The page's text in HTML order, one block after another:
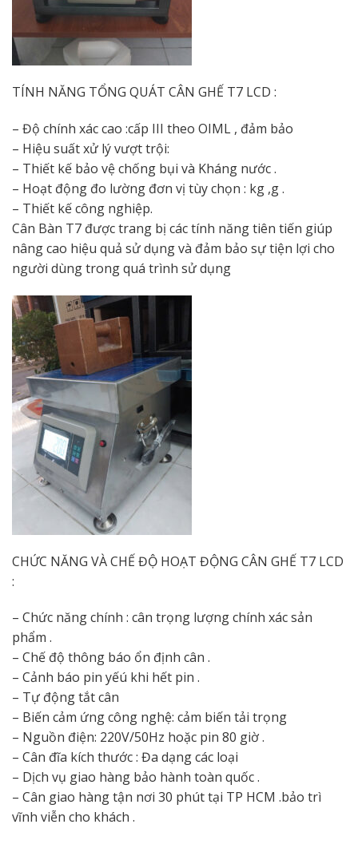
TÍNH NĂNG TỔNG QUÁT CÂN GHẾ T7 LCD :
– Độ chính xác cao :cấp III theo OIML , đảm bảo
– Hiệu suất xử lý vượt trội:
– Thiết kế bảo vệ chống bụi và Kháng nước .
– Hoạt động đo lường đơn vị tùy chọn : kg ,g .
– Thiết kế công nghiệp.
Cân Bàn T7 được trang bị các tính năng tiên tiến giúp
nâng cao hiệu quả sử dụng và đảm bảo sự tiện lợi cho
người dùng trong quá trình sử dụng
CHỨC NĂNG VÀ CHẾ ĐỘ HOẠT ĐỘNG CÂN GHẾ T7 LCD
:
– Chức năng chính : cân trọng lượng chính xác sản
phẩm .
– Chế độ thông báo ổn định cân .
– Cảnh báo pin yếú khi hết pin .
– Tự động tắt cân
– Biến cảm ứng công nghệ: cảm biến tải trọng
– Nguồn điện: 220V/50Hz hoặc pin 80 giờ .
– Cân đĩa kích thước : Đa dạng các loại
– Dịch vụ giao hàng bảo hành toàn quốc .
– Cân giao hàng tận nơi 30 phút tại TP HCM .bảo trì
vĩnh viễn cho khách .